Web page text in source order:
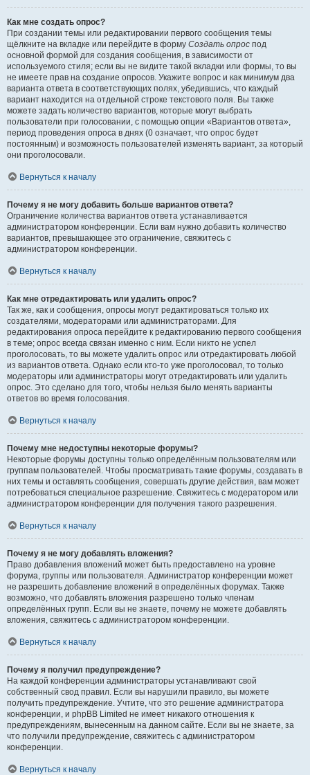
Как мне создать опрос?
При создании темы или редактировании первого сообщения темы
щёлкните на вкладке или перейдите в форму Создать опрос под
основной формой для создания сообщения, в зависимости от
используемого стиля; если вы не видите такой вкладки или формы, то вы
не имеете прав на создание опросов. Укажите вопрос и как минимум два
варианта ответа в соответствующих полях, убедившись, что каждый
вариант находится на отдельной строке текстового поля. Вы также
можете задать количество вариантов, которые могут выбрать
пользователи при голосовании, с помощью опции «Вариантов ответа»,
период проведения опроса в днях (0 означает, что опрос будет
постоянным) и возможность пользователей изменять вариант, за который
они проголосовали.
Вернуться к началу
Почему я не могу добавить больше вариантов ответа?
Ограничение количества вариантов ответа устанавливается
администратором конференции. Если вам нужно добавить количество
вариантов, превышающее это ограничение, свяжитесь с
администратором конференции.
Вернуться к началу
Как мне отредактировать или удалить опрос?
Так же, как и сообщения, опросы могут редактироваться только их
создателями, модераторами или администраторами. Для
редактирования опроса перейдите к редактированию первого сообщения
в теме; опрос всегда связан именно с ним. Если никто не успел
проголосовать, то вы можете удалить опрос или отредактировать любой
из вариантов ответа. Однако если кто-то уже проголосовал, то только
модераторы или администраторы могут отредактировать или удалить
опрос. Это сделано для того, чтобы нельзя было менять варианты
ответов во время голосования.
Вернуться к началу
Почему мне недоступны некоторые форумы?
Некоторые форумы доступны только определённым пользователям или
группам пользователей. Чтобы просматривать такие форумы, создавать в
них темы и оставлять сообщения, совершать другие действия, вам может
потребоваться специальное разрешение. Свяжитесь с модератором или
администратором конференции для получения такого разрешения.
Вернуться к началу
Почему я не могу добавлять вложения?
Право добавления вложений может быть предоставлено на уровне
форума, группы или пользователя. Администратор конференции может
не разрешить добавление вложений в определённых форумах. Также
возможно, что добавлять вложения разрешено только членам
определённых групп. Если вы не знаете, почему не можете добавлять
вложения, свяжитесь с администратором конференции.
Вернуться к началу
Почему я получил предупреждение?
На каждой конференции администраторы устанавливают свой
собственный свод правил. Если вы нарушили правило, вы можете
получить предупреждение. Учтите, что это решение администратора
конференции, и phpBB Limited не имеет никакого отношения к
предупреждениям, вынесенным на данном сайте. Если вы не знаете, за
что получили предупреждение, свяжитесь с администратором
конференции.
Вернуться к началу